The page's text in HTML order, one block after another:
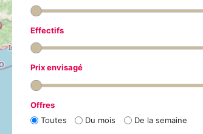
Effectifs
Prix envisagé
Offres
Toutes
Du mois De la semaine